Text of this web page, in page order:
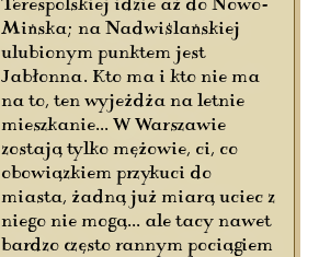
Terespolskiej idzie aż do Nowo-
Mińska; na Nadwiślańskiej
ulubionym punktem jest
Jabłonna. Kto ma i kto nie ma
na to, ten wyjeżdża na letnie
mieszkanie... W Warszawie
zostają tylko mężowie, ci, co
obowiązkiem przykuci do
miasta, żadną już miarą uciec z
niego nie mogą... ale tacy nawet
bardzo często rannym pociągiem